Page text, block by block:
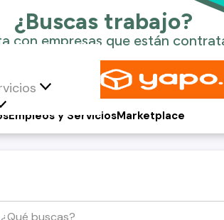
Empleos y ServiciosMarketplace